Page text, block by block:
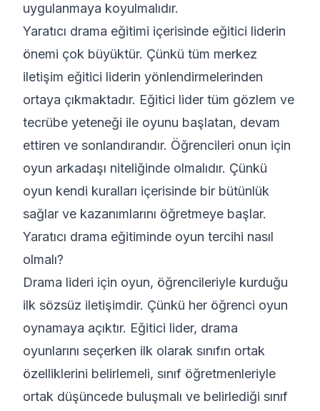
uygulanmaya koyulmalıdır.
Yaratıcı drama eğitimi içerisinde eğitici liderin
önemi çok büyüktür. Çünkü tüm merkez
iletişim eğitici liderin yönlendirmelerinden
ortaya çıkmaktadır. Eğitici lider tüm gözlem ve
tecrübe yeteneği ile oyunu başlatan, devam
ettiren ve sonlandırandır. Öğrencileri onun için
oyun arkadaşı niteliğinde olmalıdır. Çünkü
oyun kendi kuralları içerisinde bir bütünlük
sağlar ve kazanımlarını öğretmeye başlar.
Yaratıcı drama eğitiminde oyun tercihi nasıl
olmalı?
Drama lideri için oyun, öğrencileriyle kurduğu
ilk sözsüz iletişimdir. Çünkü her öğrenci oyun
oynamaya açıktır. Eğitici lider, drama
oyunlarını seçerken ilk olarak sınıfın ortak
özelliklerini belirlemeli, sınıf öğretmenleriyle
ortak düşüncede buluşmalı ve belirlediği sınıf